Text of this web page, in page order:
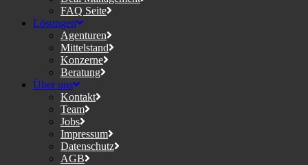
FAQ Seite
Lösungen
Agenturen
Mittelstand
Konzerne
Beratung
Über uns
Kontakt
Team
Jobs
Impressum
Datenschutz
AGB